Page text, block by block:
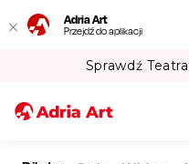
Adria Art
Przejdź do aplikacji
Sprawdź